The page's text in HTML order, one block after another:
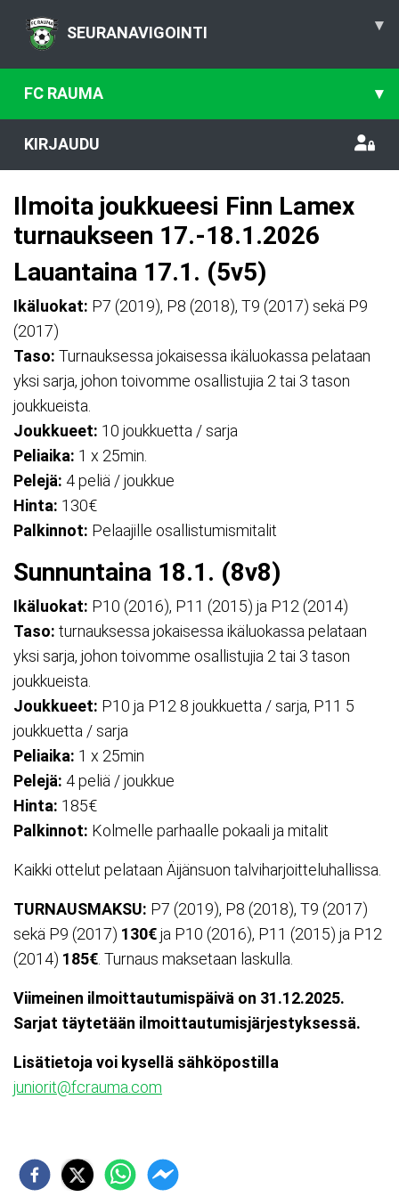
SEURANAVIGOINTI ▾
FC RAUMA ▾
KIRJAUDU
Ilmoita joukkueesi Finn Lamex
turnaukseen 17.-18.1.2026
Lauantaina 17.1. (5v5)
Ikäluokat: P7 (2019), P8 (2018), T9 (2017) sekä P9
(2017)
Taso: Turnauksessa jokaisessa ikäluokassa pelataan
yksi sarja, johon toivomme osallistujia 2 tai 3 tason
joukkueista.
Joukkueet: 10 joukkuetta / sarja
Peliaika: 1 x 25min.
Pelejä: 4 peliä / joukkue
Hinta: 130€
Palkinnot: Pelaajille osallistumismitalit
Sunnuntaina 18.1. (8v8)
Ikäluokat: P10 (2016), P11 (2015) ja P12 (2014)
Taso: turnauksessa jokaisessa ikäluokassa pelataan
yksi sarja, johon toivomme osallistujia 2 tai 3 tason
joukkueista.
Joukkueet: P10 ja P12 8 joukkuetta / sarja, P11 5
joukkuetta / sarja
Peliaika: 1 x 25min
Pelejä: 4 peliä / joukkue
Hinta: 185€
Palkinnot: Kolmelle parhaalle pokaali ja mitalit
Kaikki ottelut pelataan Äijänsuon talviharjoitteluhallissa.
TURNAUSMAKSU: P7 (2019), P8 (2018), T9 (2017)
sekä P9 (2017) 130€ja P10 (2016), P11 (2015) ja P12
(2014) 185€ Turnaus maksetaan laskulla.
Viimeinen ilmoittautumispäivä on 31.12.2025.
Sarjat täytetään ilmoittautumisjärjestyksessä.
Lisätietoja voi kysellä sähköpostilla
juniorit@fcrauma.com